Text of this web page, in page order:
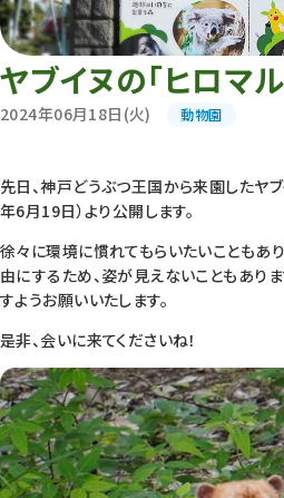
ヤブイヌの「ヒロマ
2024年06月18日(火) 動物園
先日、神戸どうぶつ王国から来園したヤ
年6月19日）より公開します。
徐々に環境に慣れてもらいたいこともあ
由にするため、姿が見えないこともあり
すようお願いいたします。
是非、会いに来てくださいね！